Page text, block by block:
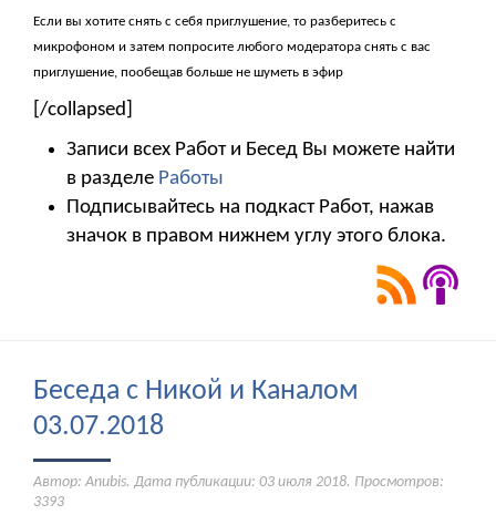
Если вы хотите снять с себя приглушение, то разберитесь с
микрофоном и затем попросите любого модератора снять с вас
приглушение, пообещав больше не шуметь в эфир
[/collapsed]
Записи всех Работ и Бесед Вы можете найти
в разделе Работы
Подписывайтесь на подкаст Работ, нажав
значок в правом нижнем углу этого блока.
Беседа с Никой и Каналом
03.07.2018
Автор: Anubis. Дата публикации: 03 июля 2018. Просмотров:
3393